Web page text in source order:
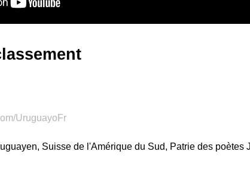
Suisse de l'Amérique du Sud, Patrie des poètes